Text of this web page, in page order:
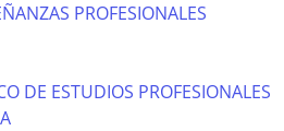
PROFESIONALES
DE ESTUDIOS PROFESIONALES